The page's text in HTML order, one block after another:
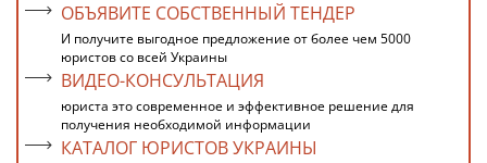
ОБЪЯВИТЕ СОБСТВЕННЫЙ ТЕНДЕР
И получите выгодное предложение от более чем 5000
юристов со всей Украины
ВИДЕО-КОНСУЛЬТАЦИЯ
юриста это современное и эффективное решение для
получения необходимой информации
КАТАЛОГ ЮРИСТОВ УКРАИНЫ